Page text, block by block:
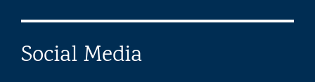
Social Media